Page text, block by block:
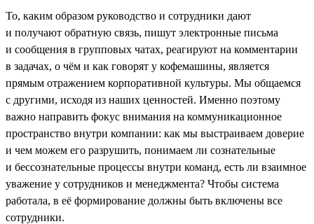
То, каким образом руководство и сотрудники дают
и получают обратную связь, пишут электронные письма
и сообщения в групповых чатах, реагируют на комментарии
в задачах, о чём и как говорят у кофемашины, является
прямым отражением корпоративной культуры. Мы общаемся
с другими, исходя из наших ценностей. Именно поэтому
важно направить фокус внимания на коммуникационное
пространство внутри компании: как мы выстраиваем доверие
и чем можем его разрушить, понимаем ли сознательные
и бессознательные процессы внутри команд, есть ли взаимное
уважение у сотрудников и менеджмента? Чтобы система
работала, в её формирование должны быть включены все
сотрудники.